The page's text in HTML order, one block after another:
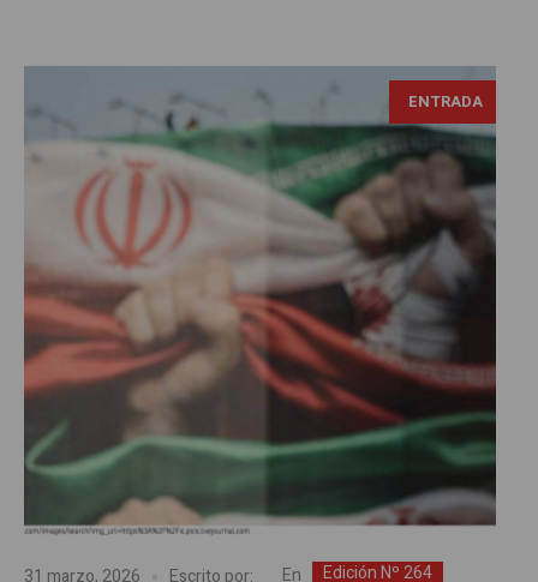
ENTRADA
31 marzo, 2026 Escrito por: En Edición Nº 264